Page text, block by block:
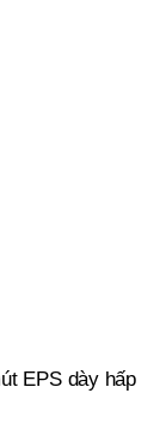
EPS dày hấp